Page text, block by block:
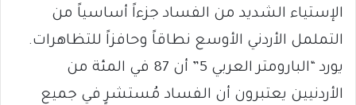
الإستياء الشديد من الفساد جزءاً أساسياً من
التململ الأردني الأوسع نطاقاً وحافزاً للتظاهرات.
يورد “البارومتر العربي 5” أن 87 في المئة من
الأردنيين يعتبرون أن الفساد مُستشرٍ في جميع